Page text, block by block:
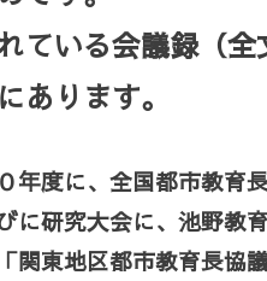
ている会議録（全
あります。
年度に、全国都市教育
に研究大会に、池野教
関東地区都市教育長協